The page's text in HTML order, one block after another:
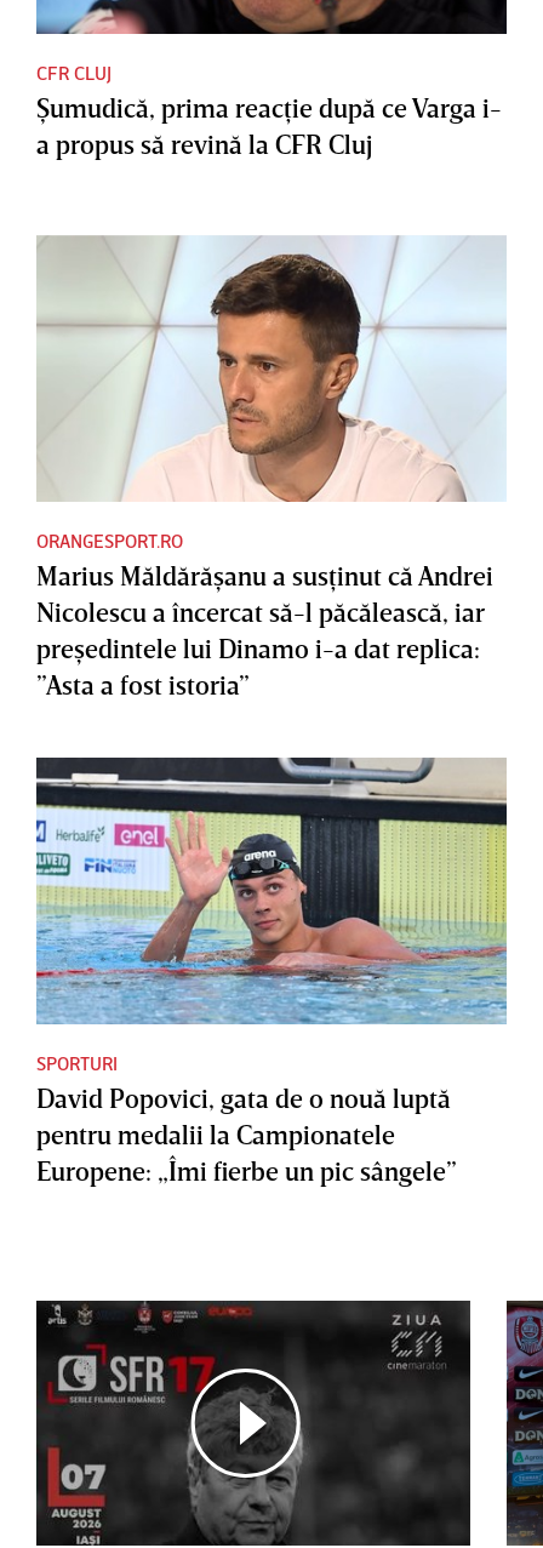
CFR CLUJ
Şumudică, prima reacţie după ce Varga i-
a propus să revină la CFR Cluj
ORANGESPORT.RO
Marius Măldărăşanu a susţinut că Andrei
Nicolescu a încercat să-l păcălească, iar
preşedintele lui Dinamo i-a dat replica:
”Asta a fost istoria”
SPORTURI
David Popovici, gata de o nouă luptă
pentru medalii la Campionatele
Europene: „Îmi fierbe un pic sângele”